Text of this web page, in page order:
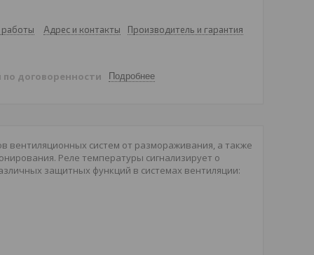
работы Адрес и контакты Производитель и гарантия
по договоренности Подробнее
вентиляционных систем от размораживания, а также
Реле температуры сигнализирует о
защитных функций в системах вентиляции: